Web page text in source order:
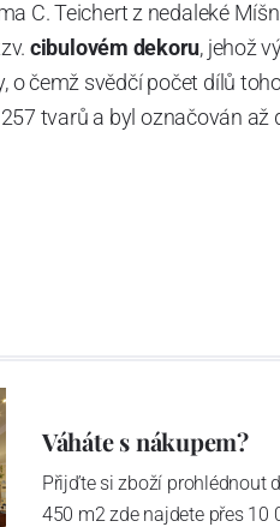
C. Teichert z nedaleké
cibulovém dekoru, jehož
o čemž svědčí počet dílů
tvarů a byl označován až
název
Váháte s nákupem?
Přijďte si zboží prohlédnout
450 m2 zde najdete přes 10